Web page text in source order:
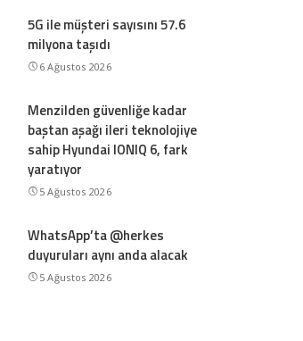
5G ile müşteri sayısını 57.6
milyona taşıdı
6 Ağustos 2026
Menzilden güvenliğe kadar
baştan aşağı ileri teknolojiye
sahip Hyundai IONIQ 6, fark
yaratıyor
5 Ağustos 2026
WhatsApp’ta @herkes
duyuruları aynı anda alacak
5 Ağustos 2026